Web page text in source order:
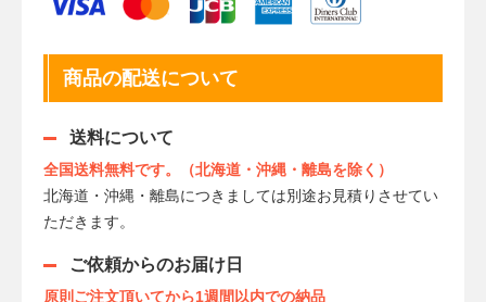
商品の配送について
送料について
全国送料無料です。（北海道・沖縄・離島を除く）
北海道・沖縄・離島につきましては別途お見積りさせてい
ただきます。
ご依頼からのお届け日
原則ご注文頂いてから1週間以内での納品